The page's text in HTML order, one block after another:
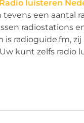
Radio luisteren
een aantal
radiostations
is radioguide.fm,
kunt zelfs radio